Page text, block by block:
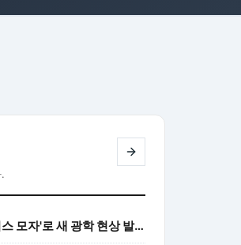
'아인슈타인 문제' 해결한 '스미스 모자'로 새 광학 현상 발견